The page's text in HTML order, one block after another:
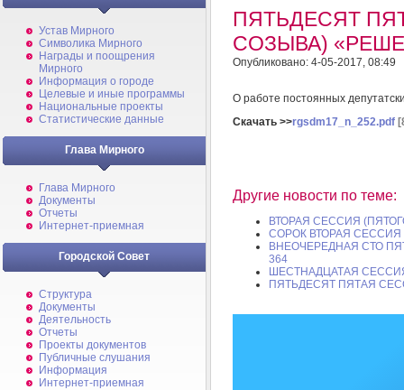
Устав Мирного
Символика Мирного
Награды и поощрения
Мирного
Информация о городе
Целевые и иные программы
Национальные проекты
Статистические данные
Глава Мирного
Глава Мирного
Документы
Отчеты
Интернет-приемная
Городской Совет
Структура
Документы
Деятельность
Отчеты
Проекты документов
Публичные слушания
Информация
Интернет-приемная
ПЯТЬДЕСЯТ
СОЗЫВА)
Опубликовано: 4-05-2017, 08:49
О работе постоянных
Скачать >>rgsdm17_n_252.pdf
Другие новости по теме:
ВТОРАЯ СЕССИЯ
СОРОК ВТОРАЯ
ВНЕОЧЕРЕДНАЯ СТО
364
ШЕСТНАДЦАТАЯ
ПЯТЬДЕСЯТ ПЯТАЯ